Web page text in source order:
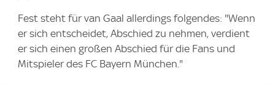
Fest steht für van Gaal allerdings folgendes: "Wenn
er sich entscheidet, Abschied zu nehmen, verdient
er sich einen großen Abschied für die Fans und
Mitspieler des FC Bayern München."